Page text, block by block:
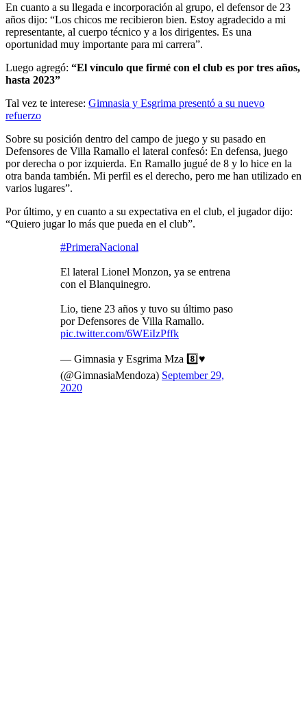
En cuanto a su llegada e incorporación al grupo, el defensor de 23
años dijo: “Los chicos me recibieron bien. Estoy agradecido a mi
representante, al cuerpo técnico y a los dirigentes. Es una
oportunidad muy importante para mi carrera”.
Luego agregó: “El vínculo que firmé con el club es por tres años,
hasta 2023”
Tal vez te interese: Gimnasia y Esgrima presentó a su nuevo
refuerzo
Sobre su posición dentro del campo de juego y su pasado en
Defensores de Villa Ramallo el lateral confesó: En defensa, juego
por derecha o por izquierda. En Ramallo jugué de 8 y lo hice en la
otra banda también. Mi perfil es el derecho, pero me han utilizado en
varios lugares”.
Por último, y en cuanto a su expectativa en el club, el jugador dijo:
“Quiero jugar lo más que pueda en el club”.
#PrimeraNacional
El lateral Lionel Monzon, ya se entrena
con el Blanquinegro.
Lio, tiene 23 años y tuvo su último paso
por Defensores de Villa Ramallo.
pic.twitter.com/6WEiIzPffk
— Gimnasia y Esgrima Mza 8️⃣♥️
(@GimnasiaMendoza) September 29,
2020